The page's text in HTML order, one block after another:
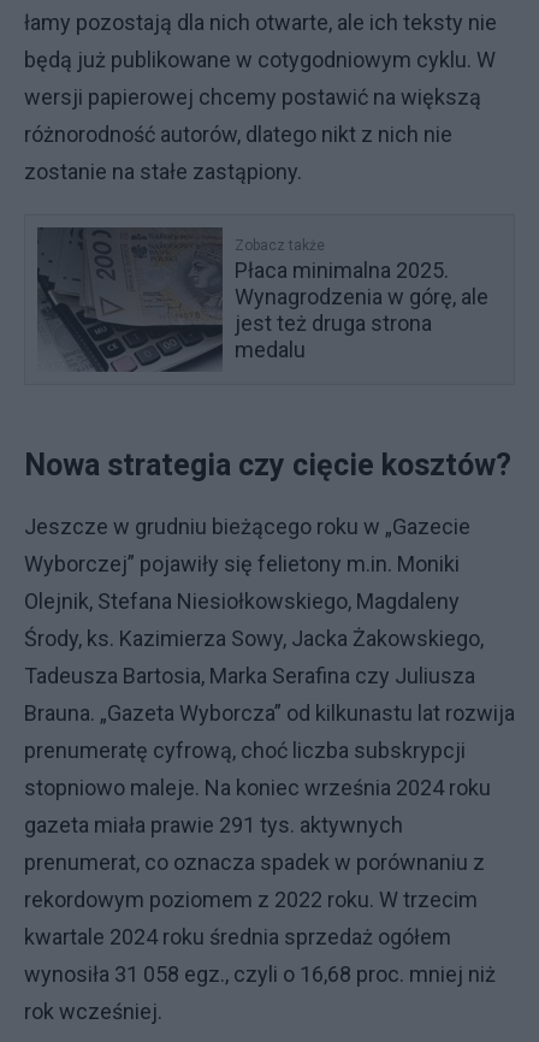
łamy pozostają dla nich otwarte, ale ich teksty nie
będą już publikowane w cotygodniowym cyklu. W
wersji papierowej chcemy postawić na większą
różnorodność autorów, dlatego nikt z nich nie
zostanie na stałe zastąpiony.
Zobacz także
Płaca minimalna 2025.
Wynagrodzenia w górę, ale
jest też druga strona
medalu
Nowa strategia czy cięcie kosztów?
Jeszcze w grudniu bieżącego roku w „Gazecie
Wyborczej” pojawiły się felietony m.in. Moniki
Olejnik, Stefana Niesiołkowskiego, Magdaleny
Środy, ks. Kazimierza Sowy, Jacka Żakowskiego,
Tadeusza Bartosia, Marka Serafina czy Juliusza
Brauna. „Gazeta Wyborcza” od kilkunastu lat rozwija
prenumeratę cyfrową, choć liczba subskrypcji
stopniowo maleje. Na koniec września 2024 roku
gazeta miała prawie 291 tys. aktywnych
prenumerat, co oznacza spadek w porównaniu z
rekordowym poziomem z 2022 roku. W trzecim
kwartale 2024 roku średnia sprzedaż ogółem
wynosiła 31 058 egz., czyli o 16,68 proc. mniej niż
rok wcześniej.